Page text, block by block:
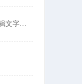
• PDF是什么？探索福昕PDF编辑和在PDF上编辑文字的方法！